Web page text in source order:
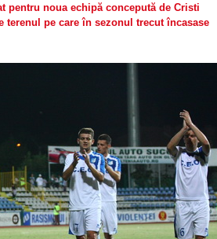
pentru noua echipă concepută de Cristi
pe care în sezonul trecut încasase